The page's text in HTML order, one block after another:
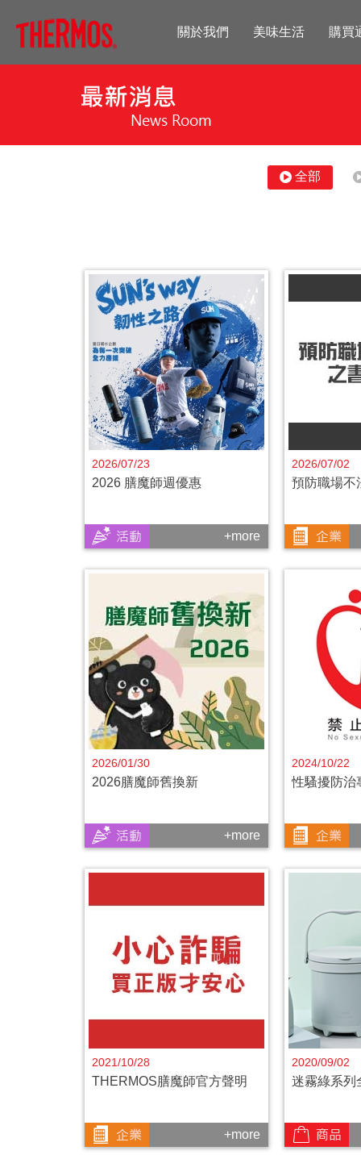
關於我們 美味生活 購買
全部
2026/07/23
2026 膳魔師週優惠
+more
2026/07/02
預防職場不
2026/01/30
2026膳魔師舊換新
+more
2024/10/22
性騷擾防治
2021/10/28
THERMOS膳魔師官方聲明
+more
2020/09/02
迷霧綠系列